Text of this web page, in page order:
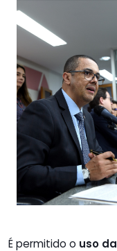
É permitido o uso